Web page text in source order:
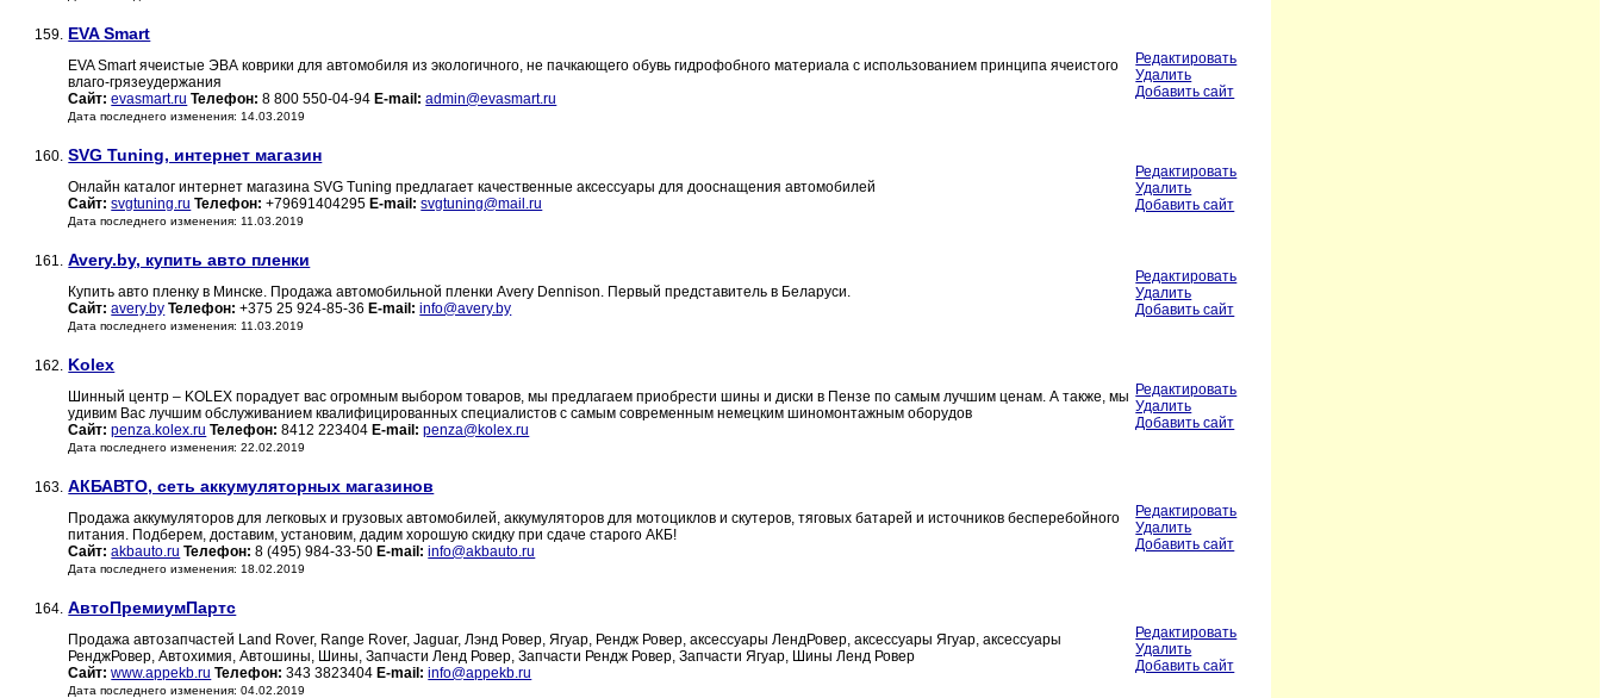
159. EVA Smart
EVA Smart ячеистые ЭВА коврики для автомобиля из экологичного, не пачкающего обувь гидрофобного материала с использованием принципа ячеистого
влаго-грязеудержания
Сайт: evasmart.ru Телефон: 8 800 550-04-94 E-mail: admin@evasmart.ru
Дата последнего изменения: 14.03.2019
Редактировать
Удалить
Добавить сайт
160. SVG Tuning, интернет магазин
Онлайн каталог интернет магазина SVG Tuning предлагает качественные аксессуары для дооснащения автомобилей
Сайт: svgtuning.ru Телефон: +79691404295 E-mail: svgtuning@mail.ru
Дата последнего изменения: 11.03.2019
Редактировать
Удалить
Добавить сайт
161. Avery.by, купить авто пленки
Купить авто пленку в Минске. Продажа автомобильной пленки Avery Dennison. Первый представитель в Беларуси.
Сайт: avery.by Телефон: +375 25 924-85-36 E-mail: info@avery.by
Дата последнего изменения: 11.03.2019
Редактировать
Удалить
Добавить сайт
162. Kolex
Шинный центр – KOLEX порадует вас огромным выбором товаров, мы предлагаем приобрести шины и диски в Пензе по самым лучшим ценам. А также, мы
удивим Вас лучшим обслуживанием квалифицированных специалистов с самым современным немецким шиномонтажным оборудов
Сайт: penza.kolex.ru Телефон: 8412 223404 E-mail: penza@kolex.ru
Дата последнего изменения: 22.02.2019
Редактировать
Удалить
Добавить сайт
163. АКБАВТО, сеть аккумуляторных магазинов
Продажа аккумуляторов для легковых и грузовых автомобилей, аккумуляторов для мотоциклов и скутеров, тяговых батарей и источников бесперебойного
питания. Подберем, доставим, установим, дадим хорошую скидку при сдаче старого АКБ!
Сайт: akbauto.ru Телефон: 8 (495) 984-33-50 E-mail: info@akbauto.ru
Дата последнего изменения: 18.02.2019
Редактировать
Удалить
Добавить сайт
164. АвтоПремиумПартс
Продажа автозапчастей Land Rover, Range Rover, Jaguar, Лэнд Ровер, Ягуар, Рендж Ровер, аксессуары ЛендРовер, аксессуары Ягуар, аксессуары
РенджРовер, Автохимия, Автошины, Шины, Запчасти Ленд Ровер, Запчасти Рендж Ровер, Запчасти Ягуар, Шины Ленд Ровер
Сайт: www.appekb.ru Телефон: 343 3823404 E-mail: info@appekb.ru
Дата последнего изменения: 04.02.2019
Редактировать
Удалить
Добавить сайт